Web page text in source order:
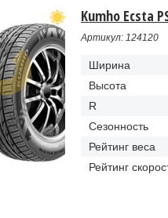
Kumho Ecsta
Артикул: 124120
Ширина
Высота
R
Сезонность
Рейтинг веса
Рейтинг